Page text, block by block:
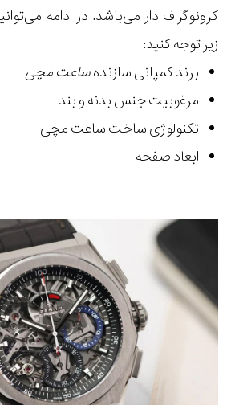
کرونوگراف دار می‌باشد. در ادامه
زیر توجه کنید:
برند کمپانی سازندهساعت مچی
مرغوبیت جنس بدنه و بند
تکنولوژی ساخت ساعت مچی
ابعاد صفحه